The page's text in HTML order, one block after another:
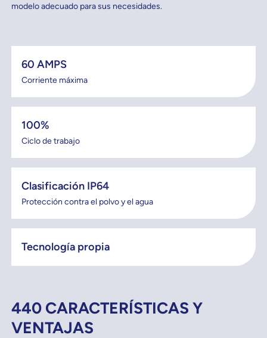
modelo adecuado para sus necesidades.
60 AMPS
Corriente máxima
100%
Ciclo de trabajo
Clasificación IP64
Protección contra el polvo y el agua
Tecnología propia
440 CARACTERÍSTICAS Y
VENTAJAS